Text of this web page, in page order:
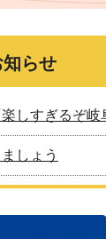
らせ
しすぎるぞ
しょう